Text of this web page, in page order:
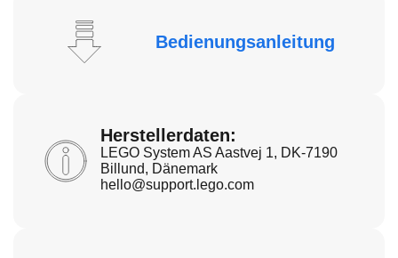
Bedienungsanleitung
Herstellerdaten:
LEGO System AS Aastvej 1, DK-7190
Billund, Dänemark
hello@support.lego.com